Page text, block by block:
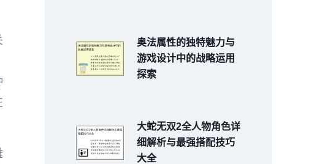
奥法属性的独特魅力与
游戏设计中的战略运用
探索
大蛇无双2全人物角色详
细解析与最强搭配技巧
大全